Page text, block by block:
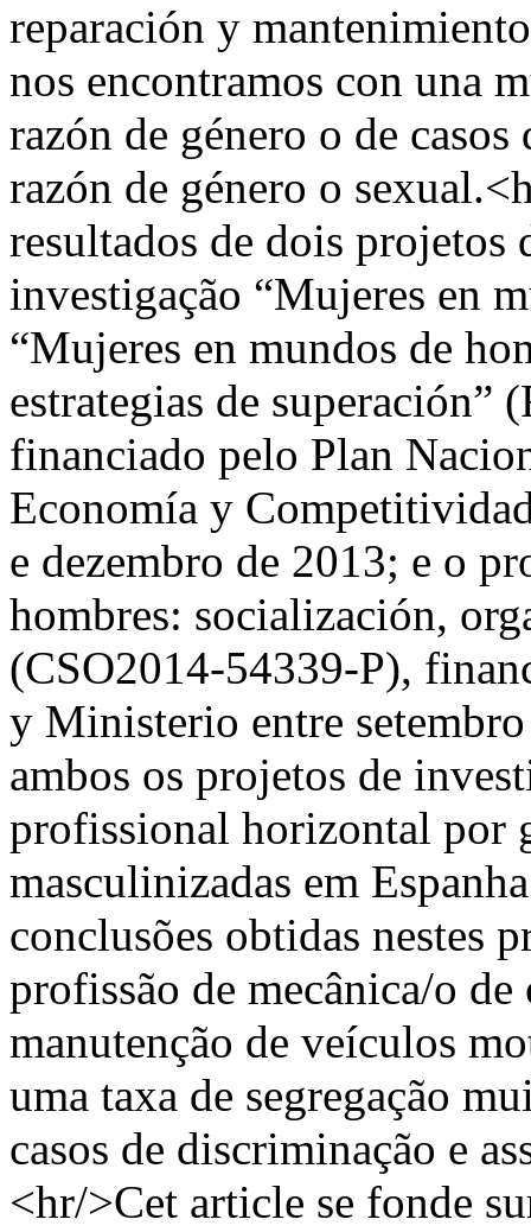
reparación y
nos encontramos con una
razón de género o de
razón de género o
resultados de dois projetos
investigação “Mujeres en
“Mujeres en mundos de
estrategias de
financiado pelo Plan
Economía y
e dezembro de 2013; e o
hombres: socialización,
(CSO2014-54339-P),
y Ministerio entre
ambos os projetos de
profissional horizontal por
masculinizadas em
conclusões obtidas nestes
profissão de mecânica/o
manutenção de veículos
uma taxa de segregação
casos de discriminação e
<hr/>Cet article se fonde